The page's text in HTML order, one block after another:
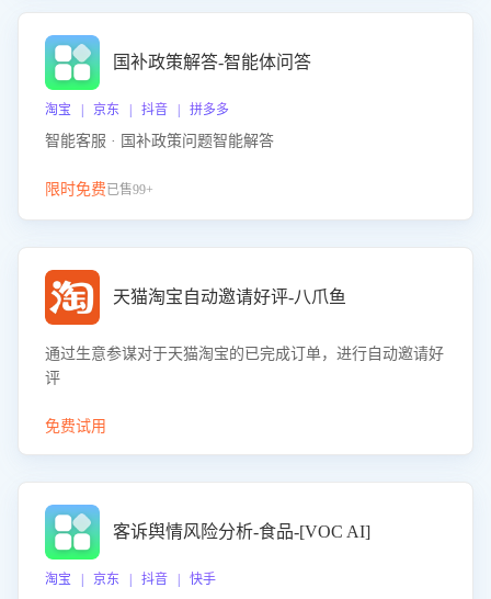
国补政策解答-智能体问答
淘宝 | 京东 | 抖音 | 拼多多
智能客服 · 国补政策问题智能解答
限时免费已售99+
天猫淘宝自动邀请好评-八爪鱼
通过生意参谋对于天猫淘宝的已完成订单，进行自动邀请好
评
免费试用
客诉舆情风险分析-食品-[VOC AI]
淘宝 | 京东 | 抖音 | 快手